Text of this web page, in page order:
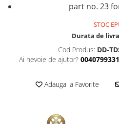
part no. 23
STOC
Durata de
Cod Produs: DD-
Ai nevoie de ajutor?
Adauga la Favorite